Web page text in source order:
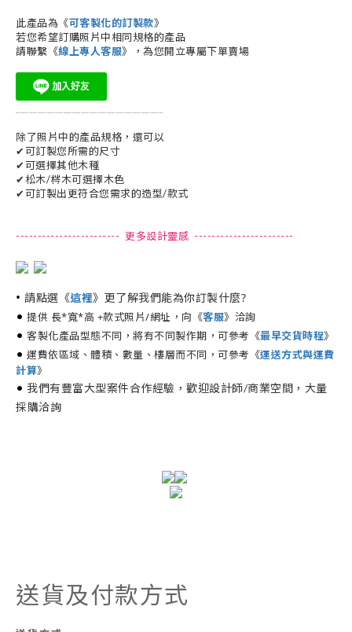
此產品為《可客製化的訂製款》
若您希望訂購照片中相同規格的產品
請聯繫《線上專人客服》，為您開立專屬下單賣場
除了照片中的產品規格，還可以
✔可訂製您所需的尺寸
✔可選擇其他木種
✔松木/梣木可選擇木色
✔可訂製出更符合您需求的造型/款式
------------------------ 更多設計靈感 -----------------------
• 請點選《這裡》更了解我們能為你訂製什麼?
• 提供 長*寬*高 +款式照片/網址，向《客服》洽詢
• 客製化產品型態不同，將有不同製作期，可參考《最早交貨時程》
• 運費依區域、體積、數量、樓層而不同，可參考《運送方式與運費
計算》
• 我們有豐富大型案件合作經驗，歡迎設計師/商業空間，大量
採購洽詢
送貨及付款方式